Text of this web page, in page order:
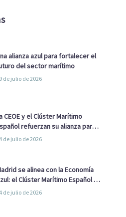
alianza azul para fortalecer el
del sector marítimo
de julio de 2026
CEOE y el Clúster Marítimo
refuerzan su alianza para
una estrategia Nacional
de julio de 2026
se alinea con la Economía
el Clúster Marítimo Español y
Real Liga Naval avanzan alianzas
de julio de 2026